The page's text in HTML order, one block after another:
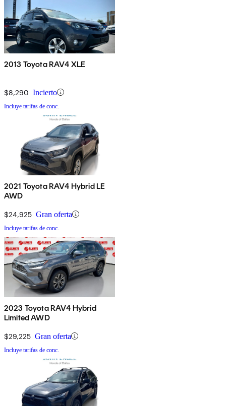
2013 Toyota RAV4 XLE
$8,290 Incierto
Incluye tarifas de conc.
2021 Toyota RAV4 Hybrid LE
AWD
$24,925 Gran oferta
Incluye tarifas de conc.
2023 Toyota RAV4 Hybrid
Limited AWD
$29,225 Gran oferta
Incluye tarifas de conc.